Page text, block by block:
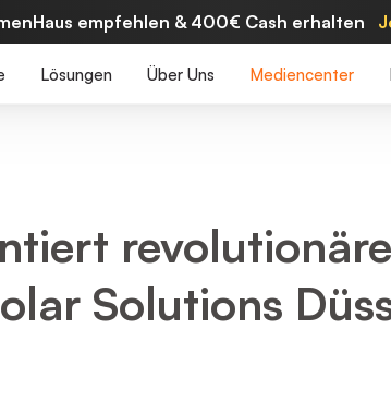
empfehlen & 400€ Cash erhalten
Lösungen Über Uns Mediencenter
Solutions